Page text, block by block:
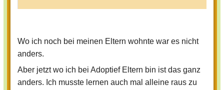
Wo ich noch bei meinen Eltern wohnte war es nicht
anders.
Aber jetzt wo ich bei Adoptief Eltern bin ist das ganz
anders. Ich musste lernen auch mal alleine raus zu